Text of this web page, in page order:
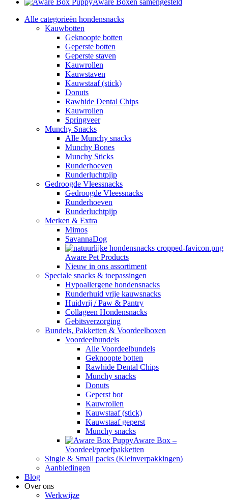
Alle categorieën hondensnacks
Kauwbotten
Geknoopte botten
Geperste botten
Geperste staven
Kauwrollen
Kauwstaven
Kauwstaaf (stick)
Donuts
Rawhide Dental Chips
Kauwrollen
Springveer
Munchy Snacks
Alle Munchy snacks
Munchy Bones
Munchy Sticks
Runderhoeven
Runderluchtpijp
Gedroogde Vleessnacks
Gedroogde Vleessnacks
Runderhoeven
Runderluchtpijp
Merken & Extra
Mimos
SavannaDog
Aware Pet Products
Nieuw in ons assortiment
Speciale snacks & toepassingen
Hypoallergene hondensnacks
Runderhuid vrije kauwsnacks
Huidvrij / Paw & Pantry
Collageen Hondensnacks
Gebitsverzorging
Bundels, Pakketten & Voordeelboxen
Voordeelbundels
Alle Voordeelbundels
Geknoopte botten
Rawhide Dental Chips
Munchy snacks
Donuts
Geperst bot
Kauwrollen
Kauwstaaf (stick)
Kauwstaaf geperst
Munchy snacks
Aware Box –
Voordeel/proefpakketten
Single & Small packs (Kleinverpakkingen)
Aanbiedingen
Blog
Over ons
Werkwijze